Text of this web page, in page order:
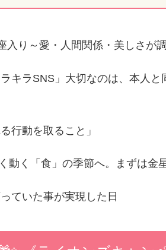
入り～愛・人間関係・美しさが
キラSNS」大切なのは、本人
行動を取ること」
動く「食」の季節へ。まずは金
ていた事が実現した日